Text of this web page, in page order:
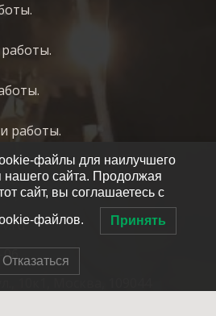
работы.
06
файлы для наилучшего
нашего сайта. Продолжая
сайт, вы соглашаетесь с
файлов. Принять
Отказаться